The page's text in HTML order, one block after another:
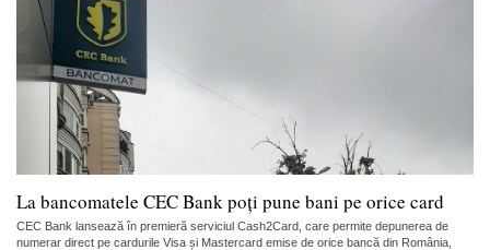
La bancomatele CEC Bank poți pune bani pe orice card
CEC Bank lansează în premieră serviciul Cash2Card, care permite depunerea de
numerar direct pe cardurile Visa și Mastercard emise de orice bancă din România,